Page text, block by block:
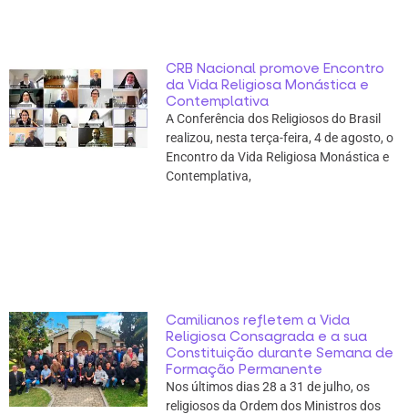
CRB Nacional promove Encontro
da Vida Religiosa Monástica e
Contemplativa
A Conferência dos Religiosos do Brasil
realizou, nesta terça-feira, 4 de agosto, o
Encontro da Vida Religiosa Monástica e
Contemplativa,
Camilianos refletem a Vida
Religiosa Consagrada e a sua
Constituição durante Semana de
Formação Permanente
Nos últimos dias 28 a 31 de julho, os
religiosos da Ordem dos Ministros dos